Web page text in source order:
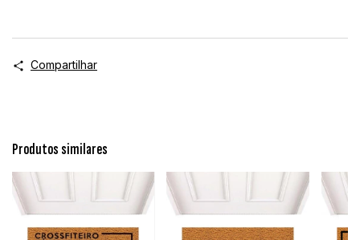
Compartilhar
Produtos similares